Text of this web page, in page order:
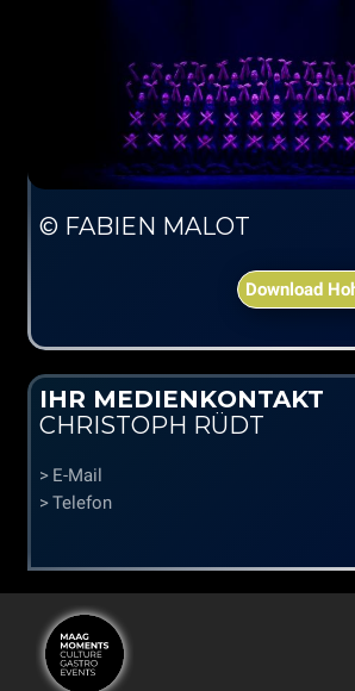
© FABIEN MALOT
Download
IHR MEDIENKONTAKT
CHRISTOPH RÜDT
E-Mail
Telefon